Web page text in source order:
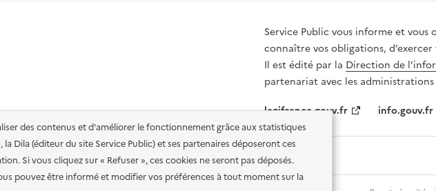
des contenus et d'améliorer le fonctionnement grâce aux statistiques
Dila (éditeur du site Service Public) et ses partenaires déposeront ces
Si vous cliquez sur « Refuser », ces cookies ne seront pas déposés.
pouvez être informé et modifier vos préférences à tout moment sur la
Service Public vous informe et
connaître vos obligations,
Il est édité par la Direction de
partenariat avec les
legifrance.gouv.fr
info.gouv.fr